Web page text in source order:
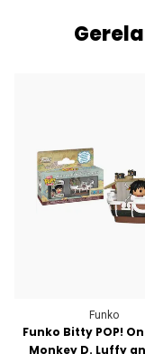
Funko
Funko Bitty POP!
Monkey D. Luffy